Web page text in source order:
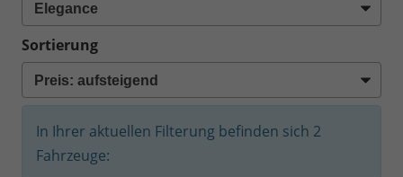
Sortierung
In Ihrer aktuellen Filterung befinden sich 2
Fahrzeuge: